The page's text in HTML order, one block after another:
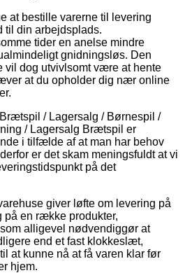
at bestille varerne til levering
til din arbejdsplads.
tider en anelse mindre
gnidningsløs. Den
vil dog utvivlsomt være at hente
at du opholder dig nær online
/ Lagersalg / Børnespil /
/ Lagersalg Brætspil er
i tilfælde af at man har behov
er det skam meningsfuldt at vi
på det
giver løfte om levering på
en række produkter,
alligevel nødvendiggør at
end et fast klokkeslæt,
at kunne nå at få varen klar før
hjem.